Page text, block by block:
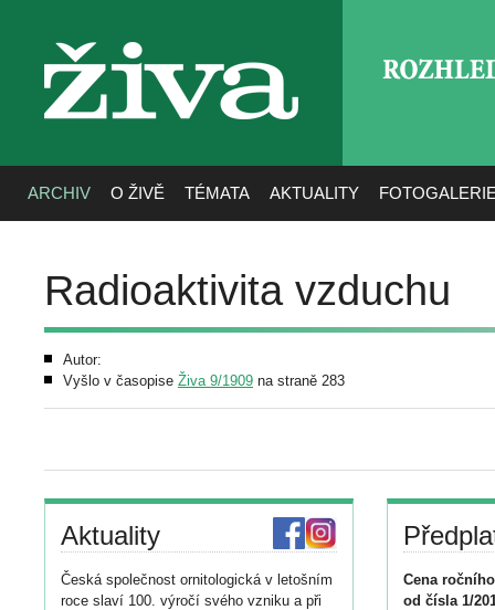
živa
ARCHIV O ŽIVĚ TÉMATA AKTUALITY
Radioaktivita vzduchu
Autor:
Vyšlo v časopise Živa 9/1909 na straně 283
Aktuality
Česká společnost ornitologická v letošním
roce slaví 100. výročí svého vzniku a při
Cena
od čísla 1/